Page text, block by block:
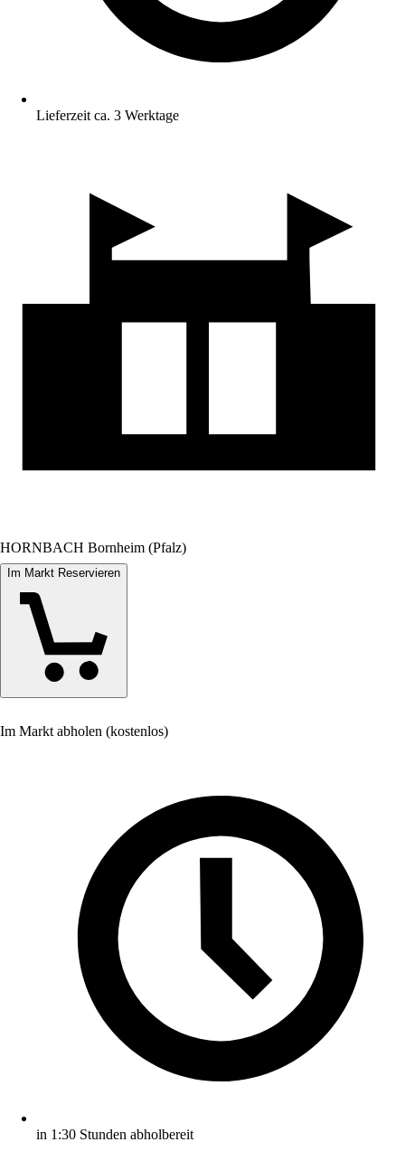
Lieferzeit ca. 3 Werktage
HORNBACH Bornheim (Pfalz)
Im Markt Reservieren
Im Markt abholen (kostenlos)
in 1:30 Stunden abholbereit